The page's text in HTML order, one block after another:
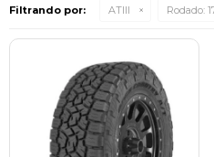
Filtrando por: ATIII Rodado: